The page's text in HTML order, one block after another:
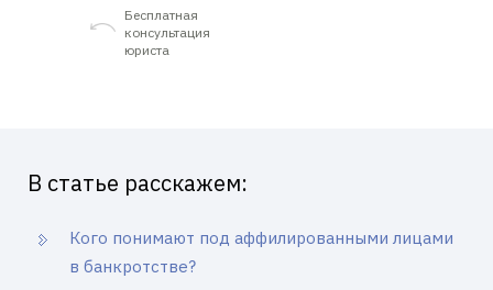
Бесплатная
консультация
юриста
В статье расскажем:
Кого понимают под аффилированными лицами
в банкротстве?